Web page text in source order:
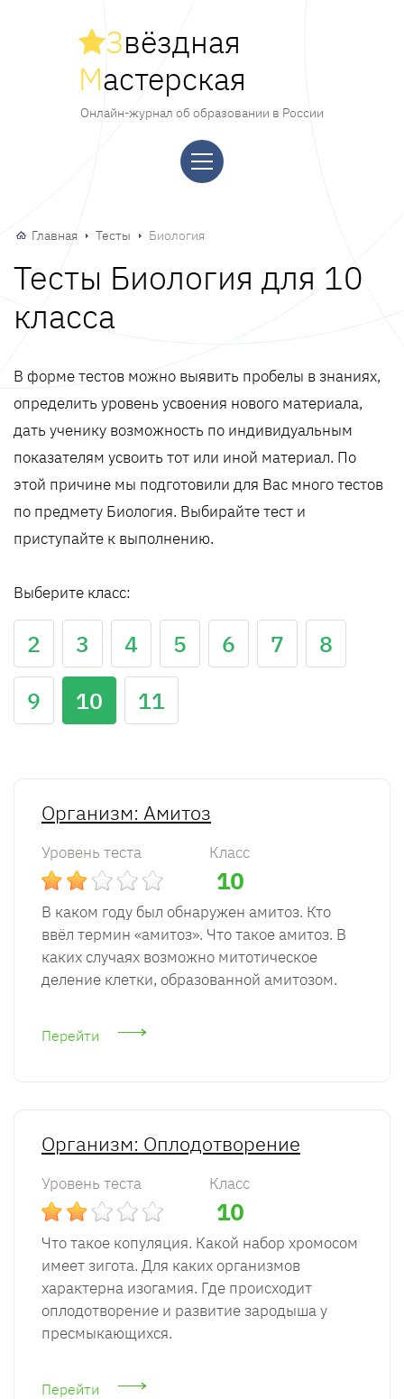
Звёздная
Мастерская
Онлайн-журнал об образовании в России
Главная Тесты Биология
Тесты Биология для 10
класса
В форме тестов можно выявить пробелы в знаниях,
определить уровень усвоения нового материала,
дать ученику возможность по индивидуальным
показателям усвоить тот или иной материал. По
этой причине мы подготовили для Вас много тестов
по предмету Биология. Выбирайте тест и
приступайте к выполнению.
Выберите класс:
2 3 4 5 6 7
8
9
10 11
Организм: Амитоз
Уровень теста Класс
10
В каком году был обнаружен амитоз. Кто
ввёл термин «амитоз». Что такое амитоз. В
каких случаях возможно митотическое
деление клетки, образованной амитозом.
Перейти
Организм: Оплодотворение
Уровень теста Класс
10
Что такое копуляция. Какой набор хромосом
имеет зигота. Для каких организмов
характерна изогамия. Где происходит
оплодотворение и развитие зародыша у
пресмыкающихся.
Перейти